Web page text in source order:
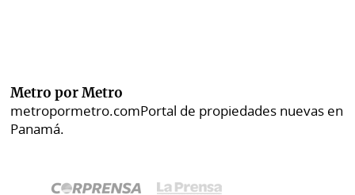
Metro por Metro
metropormetro.comPortal de propiedades nuevas en
Panamá.